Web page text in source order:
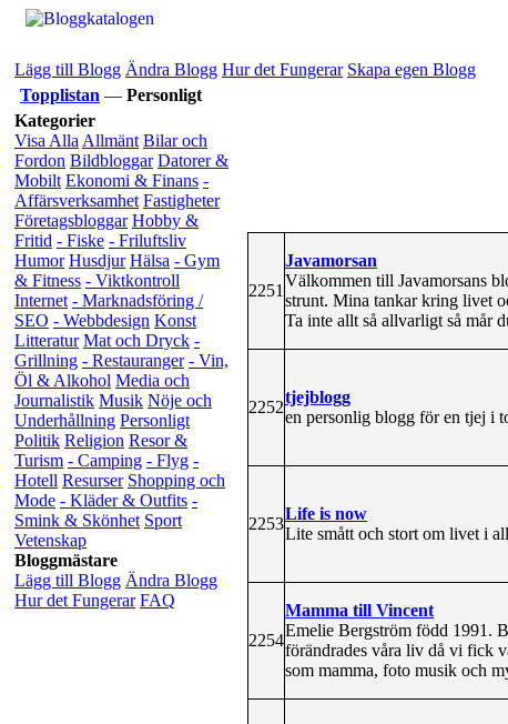
Lägg till Blogg Ändra Blogg Hur det Fungerar Skapa egen Blogg
Topplistan — Personligt
Kategorier
Visa Alla Allmänt Bilar och
Fordon Bildbloggar Datorer &
Mobilt Ekonomi & Finans -
Affärsverksamhet Fastigheter
Företagsbloggar Hobby &
Fritid - Fiske - Friluftsliv
Humor Husdjur Hälsa - Gym
& Fitness - Viktkontroll
Internet - Marknadsföring /
SEO - Webbdesign Konst
Litteratur Mat och Dryck -
Grillning - Restauranger - Vin,
Öl & Alkohol Media och
Journalistik Musik Nöje och
Underhållning Personligt
Politik Religion Resor &
Turism - Camping - Flyg -
Hotell Resurser Shopping och
Mode - Kläder & Outfits -
Smink & Skönhet Sport
Vetenskap
Bloggmästare
Lägg till Blogg Ändra Blogg
Hur det Fungerar FAQ
2251
Javamorsan
Välkommen till Javamorsans
strunt. Mina tankar kring livet
Ta inte allt så allvarligt så mår
2252
tjejblogg
en personlig blogg för en tjej i
2253
Life is now
Lite smått och stort om livet i
2254
Mamma till Vincent
Emelie Bergström född 1991.
förändrades våra liv då vi fick
som mamma, foto musik och